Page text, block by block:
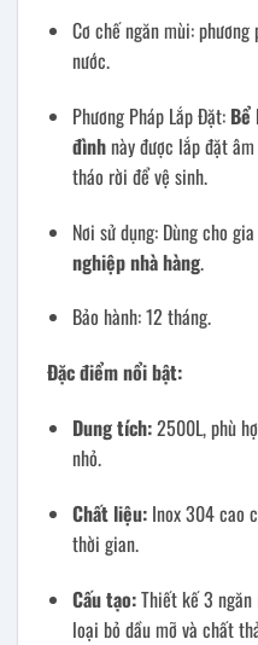
Cơ chế ngăn mùi:
nước.
Phương Pháp Lắp Đặt: Bể
đìnhnày được lắp đặt
tháo rời để vệ sinh.
Nơi sử dụng: Dùng cho
nghiệp nhà hàng.
Bảo hành: 12 tháng.
Đặc điểm nổi bật:
Dung tích:2500L, phù
nhỏ.
Chất liệu:Inox 304 cao
thời gian.
Cấu tạo:Thiết kế 3 ngăn
loại bỏ dầu mỡ và chất